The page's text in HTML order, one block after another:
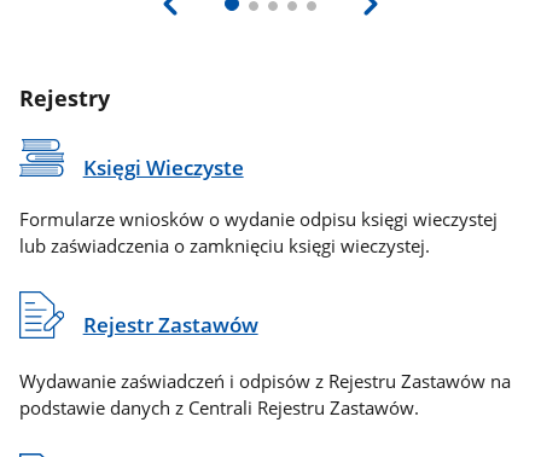
Rejestry
Księgi Wieczyste
Formularze wniosków o wydanie odpisu księgi wieczystej
lub zaświadczenia o zamknięciu księgi wieczystej.
Rejestr Zastawów
Wydawanie zaświadczeń i odpisów z Rejestru Zastawów na
podstawie danych z Centrali Rejestru Zastawów.